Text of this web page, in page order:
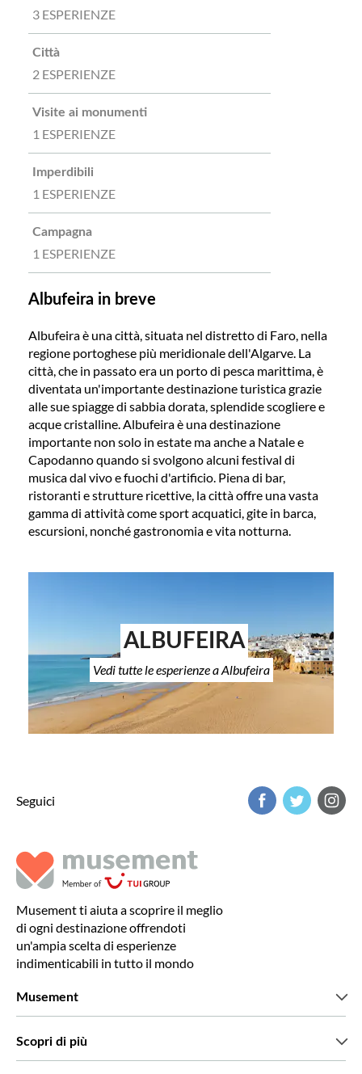
3 ESPERIENZE
Città
2 ESPERIENZE
Visite ai monumenti
1 ESPERIENZE
Imperdibili
1 ESPERIENZE
Campagna
1 ESPERIENZE
Albufeira in breve
Albufeira è una città, situata nel distretto di Faro, nella
regione portoghese più meridionale dell'Algarve. La
città, che in passato era un porto di pesca marittima, è
diventata un'importante destinazione turistica grazie
alle sue spiagge di sabbia dorata, splendide scogliere e
acque cristalline. Albufeira è una destinazione
importante non solo in estate ma anche a Natale e
Capodanno quando si svolgono alcuni festival di
musica dal vivo e fuochi d'artificio. Piena di bar,
ristoranti e strutture ricettive, la città offre una vasta
gamma di attività come sport acquatici, gite in barca,
escursioni, nonché gastronomia e vita notturna.
ALBUFEIRA
Vedi tutte le esperienze a Albufeira
Seguici
Musement ti aiuta a scoprire il meglio
di ogni destinazione offrendoti
un'ampia scelta di esperienze
indimenticabili in tutto il mondo
Musement
Scopri di più